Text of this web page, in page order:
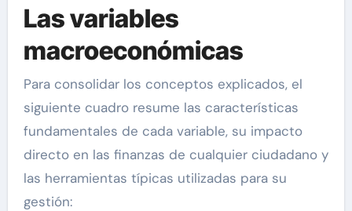
Las variables
macroeconómicas
Para consolidar los conceptos explicados, el
siguiente cuadro resume las características
fundamentales de cada variable, su impacto
directo en las finanzas de cualquier ciudadano y
las herramientas típicas utilizadas para su
gestión: